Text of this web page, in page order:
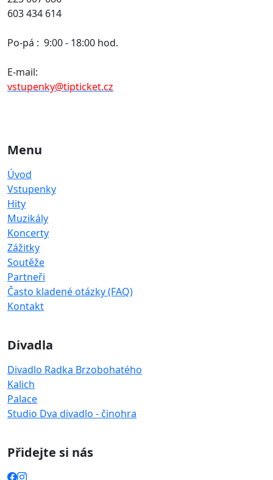
603 434 614
Po-pá : 9:00 - 18:00 hod.
E-mail:
vstupenky@tipticket.cz
Menu
Úvod
Vstupenky
Hity
Muzikály
Koncerty
Zážitky
Soutěže
Partneři
Často kladené otázky (FAQ)
Kontakt
Divadla
Divadlo Radka Brzobohatého
Kalich
Palace
Studio Dva divadlo - činohra
Přidejte si nás